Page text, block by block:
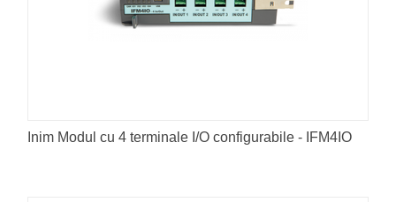
Inim Modul cu 4 terminale I/O configurabile - IFM4IO